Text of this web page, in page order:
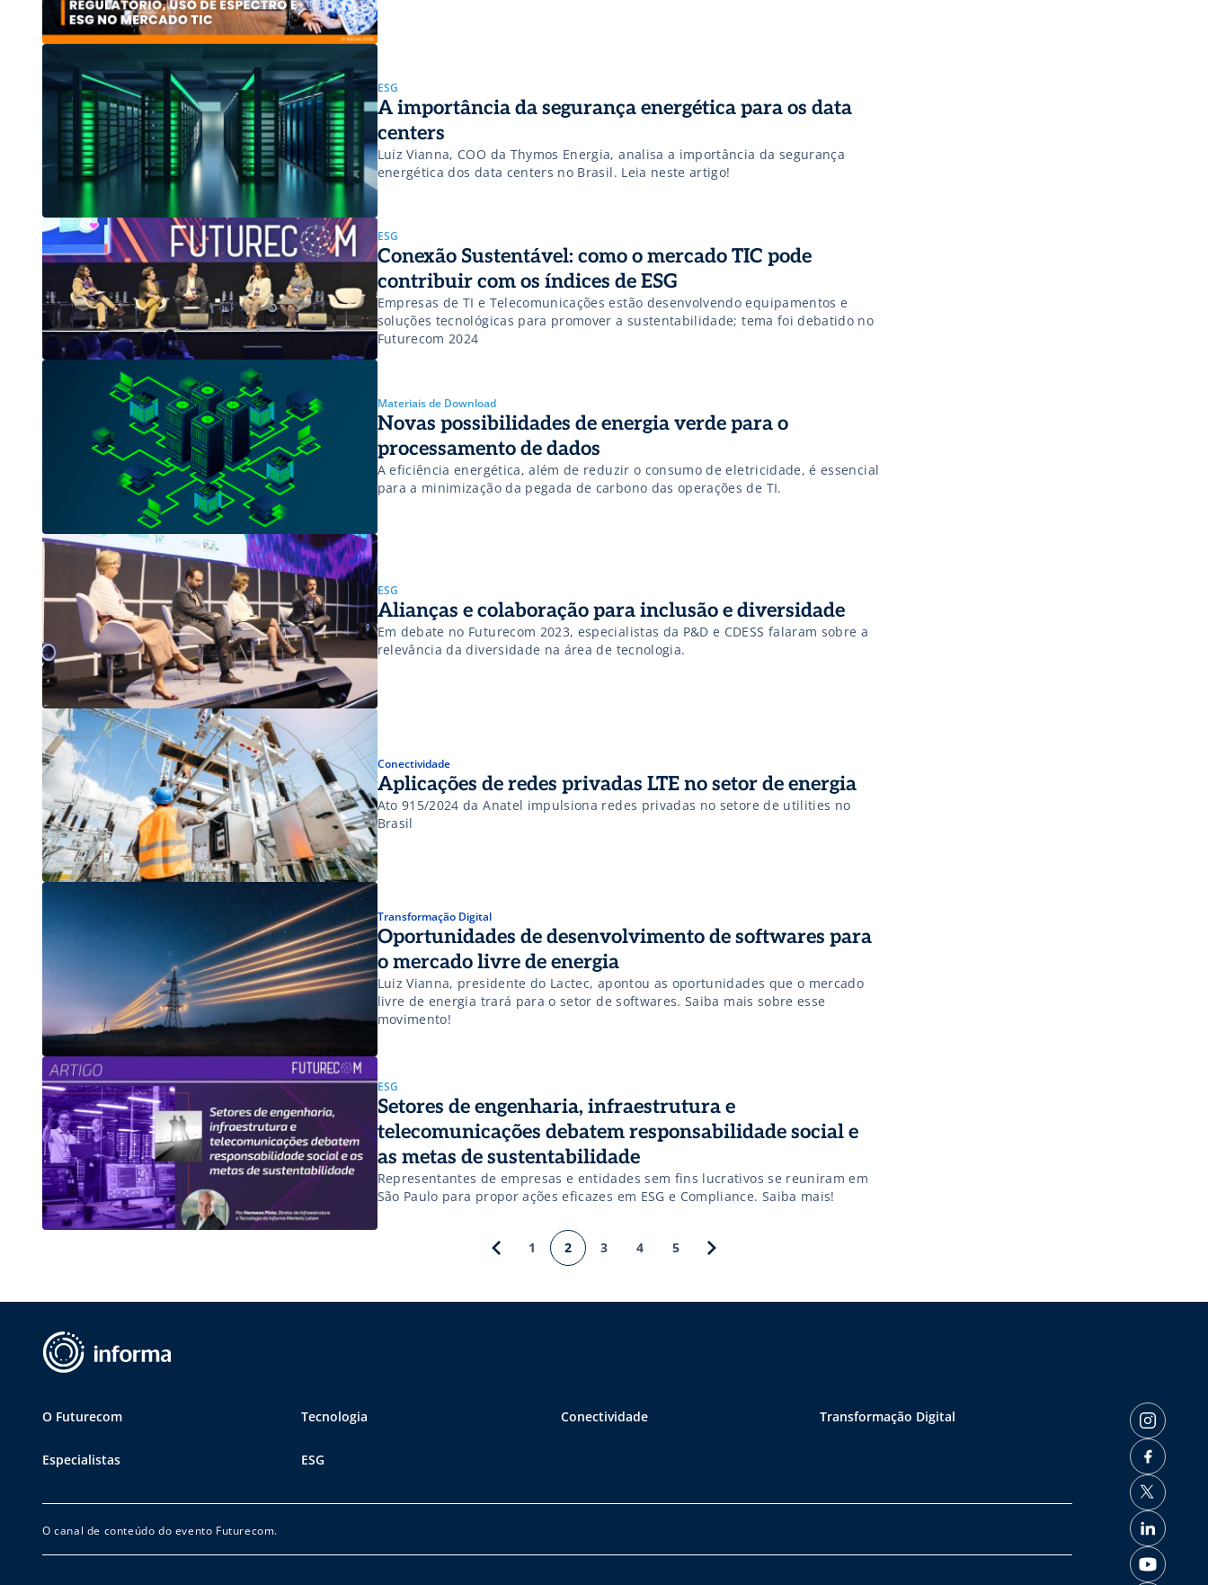
ESG
A importância da segurança energética para os data
centers
Luiz Vianna, COO da Thymos Energia, analisa a importância da segurança
energética dos data centers no Brasil. Leia neste artigo!
ESG
Conexão Sustentável: como o mercado TIC pode
contribuir com os índices de ESG
Empresas de TI e Telecomunicações estão desenvolvendo equipamentos e
soluções tecnológicas para promover a sustentabilidade; tema foi debatido no
Futurecom 2024
Materiais de Download
Novas possibilidades de energia verde para o
processamento de dados
A eficiência energética, além de reduzir o consumo de eletricidade, é essencial
para a minimização da pegada de carbono das operações de TI.
ESG
Alianças e colaboração para inclusão e diversidade
Em debate no Futurecom 2023, especialistas da P&D e CDESS falaram sobre a
relevância da diversidade na área de tecnologia.
Conectividade
Aplicações de redes privadas LTE no setor de energia
Ato 915/2024 da Anatel impulsiona redes privadas no setore de utilities no
Brasil
Transformação Digital
Oportunidades de desenvolvimento de softwares para
o mercado livre de energia
Luiz Vianna, presidente do Lactec, apontou as oportunidades que o mercado
livre de energia trará para o setor de softwares. Saiba mais sobre esse
movimento!
ESG
Setores de engenharia, infraestrutura e
telecomunicações debatem responsabilidade social e
as metas de sustentabilidade
Representantes de empresas e entidades sem fins lucrativos se reuniram em
São Paulo para propor ações eficazes em ESG e Compliance. Saiba mais!
1 2 3 4 5
O Futurecom Tecnologia Conectividade Transformação Digital
Especialistas ESG
O canal de conteúdo do evento Futurecom.